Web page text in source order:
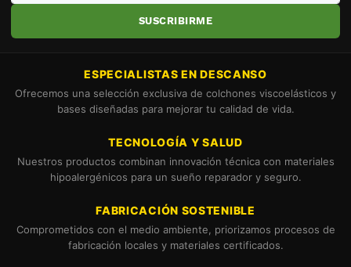
email
SUSCRIBIRME
ESPECIALISTAS EN DESCANSO
Ofrecemos una selección exclusiva de colchones viscoelásticos y
bases diseñadas para mejorar tu calidad de vida.
TECNOLOGÍA Y SALUD
Nuestros productos combinan innovación técnica con materiales
hipoalergénicos para un sueño reparador y seguro.
FABRICACIÓN SOSTENIBLE
Comprometidos con el medio ambiente, priorizamos procesos de
fabricación locales y materiales certificados.